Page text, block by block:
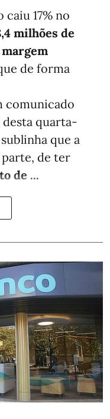
17% no
milhões de
margem
de forma
comunicado
desta quarta-
que a
de ter
de ...